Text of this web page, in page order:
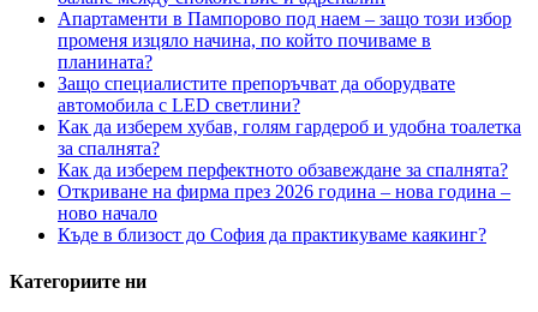
Апартаменти в Пампорово под наем – защо този избор
променя изцяло начина, по който почиваме в
планината?
Защо специалистите препоръчват да оборудвате
автомобила с LED светлини?
Как да изберем хубав, голям гардероб и удобна тоалетка
за спалнята?
Как да изберем перфектното обзавеждане за спалнята?
Откриване на фирма през 2026 година – нова година –
ново начало
Къде в близост до София да практикуваме каякинг?
Категориите ни